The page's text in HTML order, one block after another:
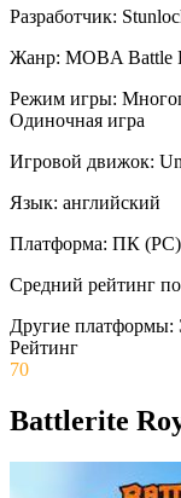
Разработчик:
Жанр: MOBA Battle
Режим игры:
Одиночная игра
Игровой движок:
Язык: английский
Платформа: ПК (PC)
Средний рейтинг
Другие платформы:
Рейтинг
70
Battlerite